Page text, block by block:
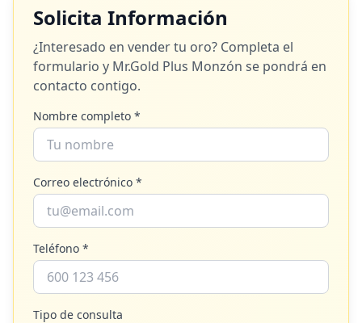
Solicita Información
¿Interesado en vender tu oro? Completa el
formulario y Mr.Gold Plus Monzón se pondrá en
contacto contigo.
Nombre completo *
Correo electrónico *
Teléfono *
Tipo de consulta